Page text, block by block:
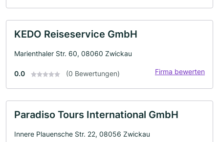
KEDO Reiseservice GmbH
Marienthaler Str. 60, 08060 Zwickau
0.0 (0 Bewertungen) Firma bewerten
Paradiso Tours International GmbH
Innere Plauensche Str. 22, 08056 Zwickau